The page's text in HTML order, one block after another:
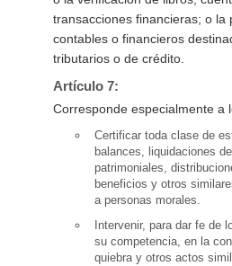
transacciones financieras; o
contables o financieros
tributarios o de crédito.
Artículo 7:
Corresponde especialmente a
Certificar toda clase de
balances, liquidaciones
patrimoniales,
beneficios y otros
a personas morales.
Intervenir, para dar fe de
su competencia, en la
quiebra y otros actos